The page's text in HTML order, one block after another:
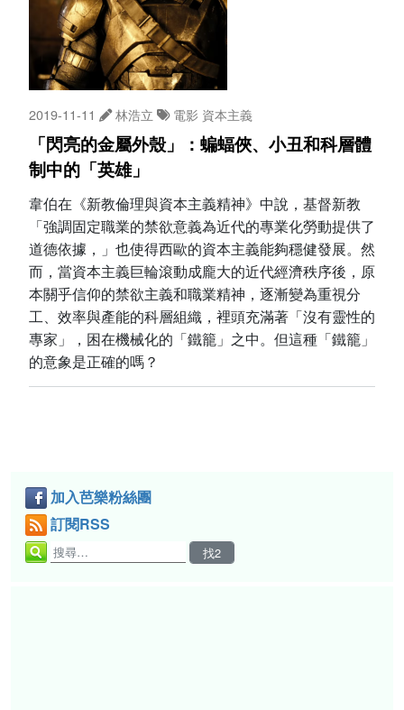
2019-11-11 林浩立 電影 資本主義
「閃亮的金屬外殼」：蝙蝠俠、小丑和科層體
制中的「英雄」
韋伯在《新教倫理與資本主義精神》中說，基督新教
「強調固定職業的禁欲意義為近代的專業化勞動提供了
道德依據，」也使得西歐的資本主義能夠穩健發展。然
而，當資本主義巨輪滾動成龐大的近代經濟秩序後，原
本關乎信仰的禁欲主義和職業精神，逐漸變為重視分
工、效率與產能的科層組織，裡頭充滿著「沒有靈性的
專家」，困在機械化的「鐵籠」之中。但這種「鐵籠」
的意象是正確的嗎？
加入芭樂粉絲團
訂閱RSS